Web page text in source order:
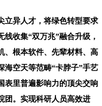
异人才，将绿色转型要求
收集“双万兆”融合升级，
、根本软件、先辈材料、高
海空天等范畴“卡脖子”手艺
表里普遍影响力的顶尖交响
团。实现科研人员高效进